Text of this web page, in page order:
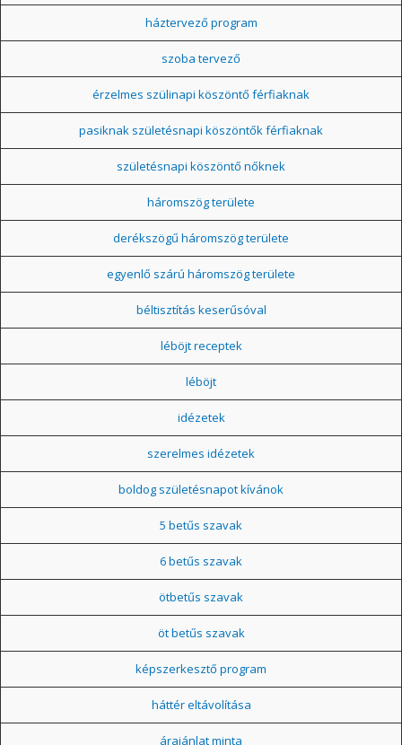
háztervező program
szoba tervező
érzelmes szülinapi köszöntő férfiaknak
pasiknak születésnapi köszöntők férfiaknak
születésnapi köszöntő nőknek
háromszög területe
derékszögű háromszög területe
egyenlő szárú háromszög területe
béltisztítás keserűsóval
léböjt receptek
léböjt
idézetek
szerelmes idézetek
boldog születésnapot kívánok
5 betűs szavak
6 betűs szavak
ötbetűs szavak
öt betűs szavak
képszerkesztő program
háttér eltávolítása
árajánlat minta